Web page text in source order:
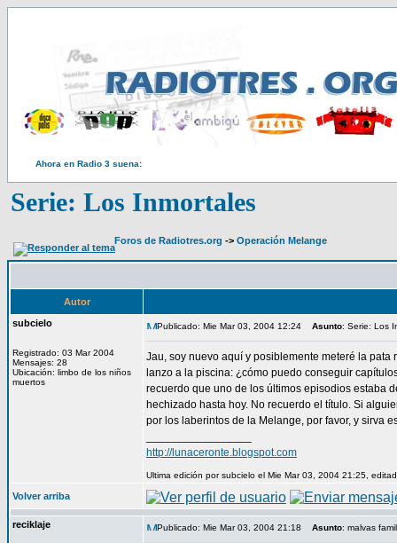
Ahora en Radio 3 suena:
Serie: Los Inmortales
Foros de Radiotres.org -> Operación Melange
Autor
subcielo
Registrado: 03 Mar 2004
Mensajes: 28
Ubicación: limbo de los niños
muertos
Publicado: Mie Mar 03, 2004 12:24 Asunto: Serie: Los
Jau, soy nuevo aquí y posiblemente meteré la
lanzo a la piscina: ¿cómo puedo conseguir
recuerdo que uno de los últimos episodios estaba
hechizado hasta hoy. No recuerdo el título. Si
por los laberintos de la Melange, por favor, y sirva
http://lunaceronte.blogspot.com
Ultima edición por subcielo el Mie Mar 03, 2004 21:25,
Volver arriba
reciklaje Publicado: Mie Mar 03, 2004 21:18 Asunto: malvas